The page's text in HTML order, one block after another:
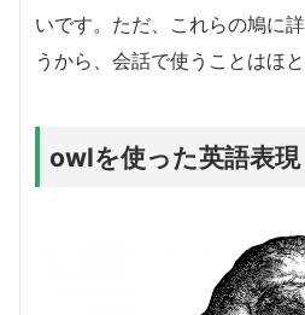
いです。ただ、これらの鳩に
うから、会話で使うことはほ
owlを使った英語表現